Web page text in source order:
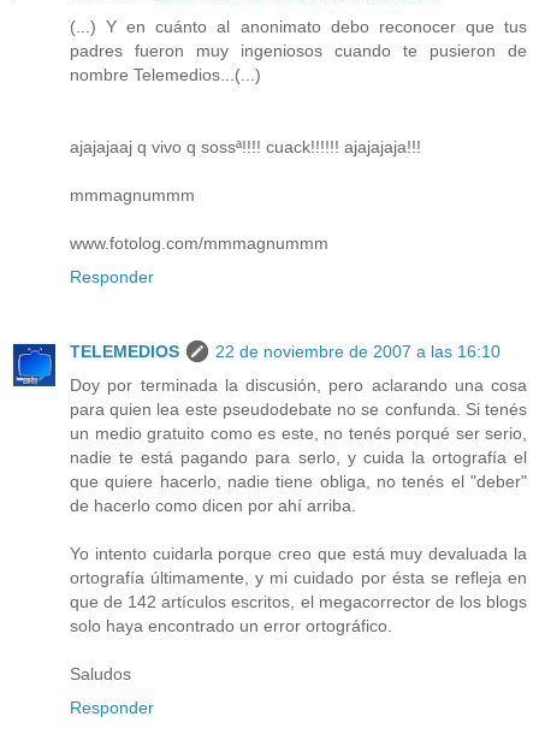
(...) Y en cuánto al anonimato debo reconocer que tus
padres fueron muy ingeniosos cuando te pusieron de
nombre Telemedios...(...)
ajajajaaj q vivo q sossª!!!! cuack!!!!!! ajajajaja!!!
mmmagnummm
www.fotolog.com/mmmagnummm
Responder
TELEMEDIOS
22 de noviembre de 2007 a las 16:10
Doy por terminada la discusión, pero aclarando una cosa
para quien lea este pseudodebate no se confunda. Si tenés
un medio gratuito como es este, no tenés porqué ser serio,
nadie te está pagando para serlo, y cuida la ortografía el
que quiere hacerlo, nadie tiene obliga, no tenés el "deber"
de hacerlo como dicen por ahí arriba.
Yo intento cuidarla porque creo que está muy devaluada la
ortografía últimamente, y mi cuidado por ésta se refleja en
que de 142 artículos escritos, el megacorrector de los blogs
solo haya encontrado un error ortográfico.
Saludos
Responder